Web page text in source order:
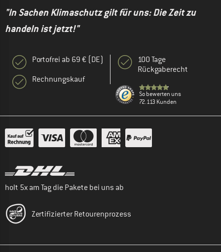
"In Sachen Klimaschutz gilt für uns: Die Zeit zu
handeln ist jetzt!"
Portofrei ab 69 € (DE)
Rechnungskauf
100 Tage
Rückgaberecht
So bewerten uns
72.113 Kunden
holt 5x am Tag die Pakete bei uns ab
Zertifizierter Retourenprozess